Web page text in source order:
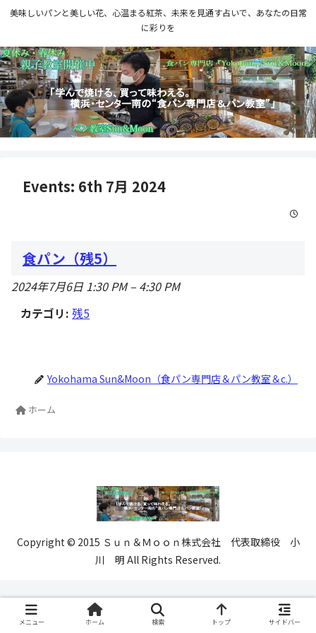
美味しいパンと美しい花、心温まる紅茶、未来を見通す占いで、あなたの日常
に彩りを
Events: 6th 7月 2024
食パン（残5）
2024年7月6日 1:30 PM– 4:30 PM
カテゴリ: 残5
Yokohama Sun&Moon（食パン専門店＆パン教室＆c.）
ホーム
Copyright © 2015 Ｓｕｎ＆Ｍｏｏｎ株式会社 代表取締役 小
川 明 All Rights Reserved.
メニュー ホーム 検索 トップ サイドバー